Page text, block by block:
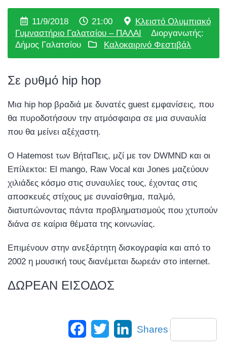
11/9/2018 21:00
Κλειστό Ολυμπιακό
Γυμναστήριο Γαλατσίου – ΠΑΛΑΙ
Διοργανωτής:
Δήμος Γαλατσίου
Καλοκαιρινό Φεστιβάλ
Σε ρυθμό hip hop
Μια hip hop βραδιά με δυνατές guest εμφανίσεις, που
θα πυροδοτήσουν την ατμόσφαιρα σε μια συναυλία
που θα μείνει αξέχαστη.
Ο Hatemost των ΒήταΠεις, μζί με τον DWMND και οι
Επίλεκτοι: El mango, Raw Vocal και Jones μαζεύουν
χιλιάδες κόσμο στις συναυλίες τους, έχοντας στις
αποσκευές στίχους με συναίσθημα, παλμό,
διατυπώνοντας πάντα προβληματισμούς που χτυπούν
διάνα σε καίρια θέματα της κοινωνίας.
Επιμένουν στην ανεξάρτητη δισκογραφία και από το
2002 η μουσική τους διανέμεται δωρεάν στο internet.
ΔΩΡΕΑΝ ΕΙΣΟΔΟΣ
Facebook
Twitter LinkedIn
Shares